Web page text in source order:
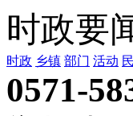
时政要
时政 乡镇 部门 活动
0571-